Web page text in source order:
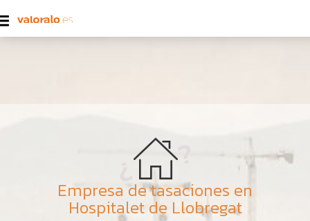
Empresa de tasaciones en
Hospitalet de Llobregat